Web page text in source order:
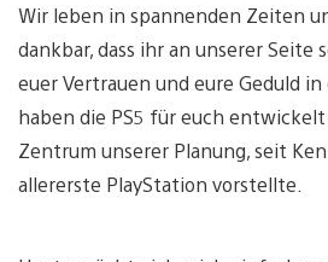
Wir leben in spannenden Zeiten
dankbar, dass ihr an unserer Seite
euer Vertrauen und eure Geduld in
haben die PS5 für euch
Zentrum unserer Planung, seit
allererste PlayStation vorstellte.